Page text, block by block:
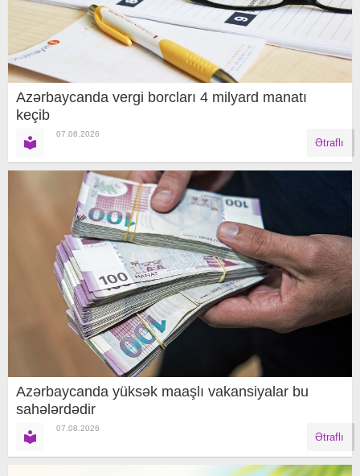
Azərbaycanda vergi borcları 4 milyard manatı
keçib
07.08.2026
Ətraflı
Azərbaycanda yüksək maaşlı vakansiyalar bu
sahələrdədir
07.08.2026
Ətraflı